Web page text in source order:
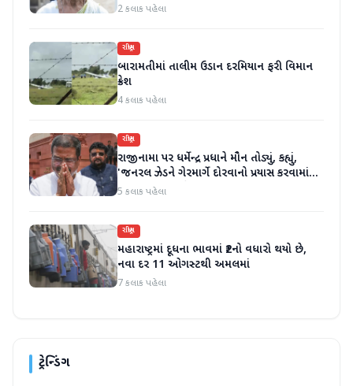
2 કલાક પહેલા
રાષ્ટ્રીય
બારામતીમાં તાલીમ ઉડાન દરમિયાન ફરી વિમાન
ક્રેશ
4 કલાક પહેલા
રાષ્ટ્રીય
રાજીનામા પર ધર્મેન્દ્ર પ્રધાને મૌન તોડ્યું, કહ્યું,
'જનરલ ઝેડને ગેરમાર્ગે દોરવાનો પ્રયાસ કરવામાં
આવ્યો, મારા માટે પદ મહત્વનું નથી'
5 કલાક પહેલા
રાષ્ટ્રીય
મહારાષ્ટ્રમાં દૂધના ભાવમાં ₹2નો વધારો થયો છે,
નવા દર 11 ઓગસ્ટથી અમલમાં
7 કલાક પહેલા
ટ્રેન્ડિંગ